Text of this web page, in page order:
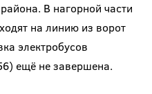
В нагорной части
на линию из ворот
электробусов
ещё не завершена.